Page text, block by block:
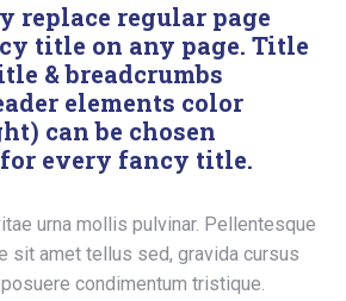
replace regular page
title on any page. Title
& breadcrumbs
elements color
can be chosen
every fancy title.
urna mollis pulvinar. Pellentesque
sit amet tellus sed, gravida cursus
condimentum tristique.